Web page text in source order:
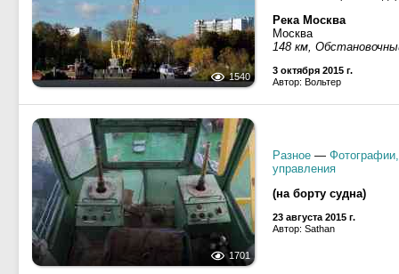
1540
Река Москва
Москва
148 км,
3 октября 2015 г.
Автор: Вольтер
1701
Разное —
управления
(на борту судна)
23 августа 2015 г.
Автор: Sathan